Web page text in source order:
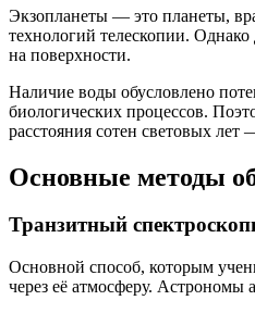
Экзопланеты — это планеты,
технологий телескопии.
на поверхности.
Наличие воды обусловлено
биологических процессов.
расстояния сотен световых
Основные методы
Транзитный
Основной способ, которым
через её атмосферу.